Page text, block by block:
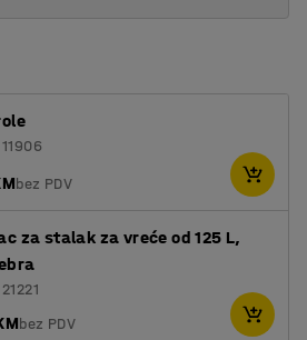
bez PDV
za stalak za vreće od 125 L,
bez PDV